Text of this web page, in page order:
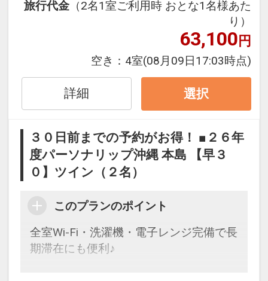
※早期申込期間を過ぎてからの変更（人
数の内訳・客室タイプ・食事条件・プラ
ン・氏名・人員・泊数の増減等の変更）
があった場合、早期申込割引は適用され
ません。
※他の割引との併用はできません。
ーからお進みいただいた後表示される
「空室照会結果確認画面」でご確認くだ
さい。
【連泊するとお得】連泊割引がございま
連泊の場合、
１泊目より１泊につきおひとり様
旅行代金 （2名1室ご利用時 おとな1名様あた
り）
63,100円
空き： 4室(08月09日17:03時点)
詳細 選択
３０日前までの予約がお得！ ■２６年
度パーソナリップ沖縄 本島 【早３
０】ツイン（２名）
このプランのポイント
全室Wi-Fi・洗濯機・電子レンジ完備で長
期滞在にも便利♪